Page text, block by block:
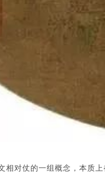
相对仗的一组概念，本质